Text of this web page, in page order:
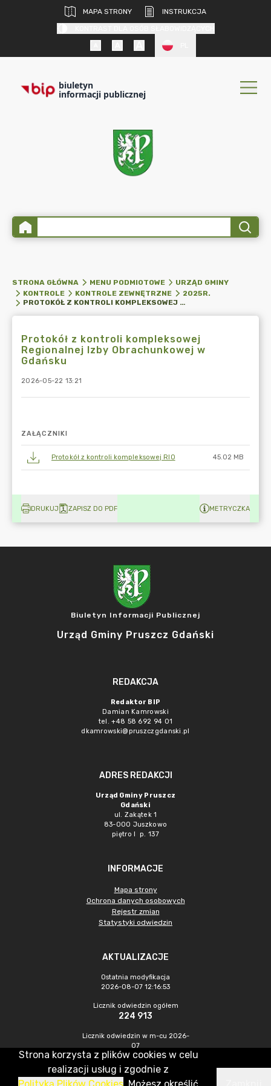
MAPA STRONY
INSTRUKCJA
biuletyn
informacji publicznej
STRONA GŁÓWNA MENU PODMIOTOWE
URZĄD GMINY
KONTROLE
KONTROLE ZEWNĘTRZNE
2025R.
PROTOKÓŁ Z KONTROLI KOMPLEKSOWEJ REGIONALNEJ IZBY OBRACHUNKOWEJ W GDAŃSKU
Protokół z kontroli kompleksowej
Regionalnej Izby Obrachunkowej w
Gdańsku
2026-05-22 13:21
ZAŁĄCZNIKI
Protokół z kontroli kompleksowej RIO 45.02 MB
DRUKUJ ZAPISZ DO PDF METRYCZKA
Biuletyn Informacji Publicznej
Urząd Gminy Pruszcz Gdański
REDAKCJA
Redaktor BIP
Damian Kamrowski
tel. +48 58 692 94 01
dkamrowski@pruszczgdanski.pl
ADRES REDAKCJI
Urząd Gminy Pruszcz
Gdański
ul. Zakątek 1
83-000 Juszkowo
piętro I p. 137
INFORMACJE
Mapa strony
Ochrona danych osobowych
Rejestr zmian
Statystyki odwiedzin
AKTUALIZACJE
Ostatnia modyfikacja
2026-08-07 12:16:53
Licznik odwiedzin ogółem
224 913
Licznik odwiedzin w m-cu 2026-
07
1 066
CMS & Hosting: Nefeni Sp. z o.o.
Strona korzysta z plików cookies w celu
realizacji usług i zgodnie z